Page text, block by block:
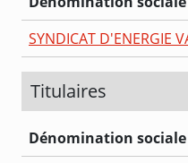
SYNDICAT D'ENERGIE
Titulaires
Dénomination sociale